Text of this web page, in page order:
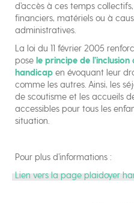
d’accès à ces temps
financiers, matériels ou à
administratives.
La loi du 11 février 2005
pose le principe de
handicap en évoquant leur
comme les autres. Ainsi, les
de scoutisme et les accueils
accessibles pour tous les
situation.
Pour plus d’informations :
Lien vers la page plaidoyer